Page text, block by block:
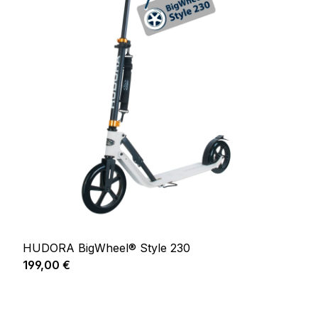
HUDORA BigWheel® Style 230
Prix régulier :
199,00 €